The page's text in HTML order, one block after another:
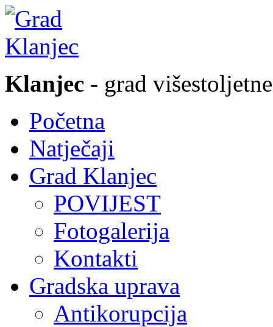
Klanjec - grad
Početna
Natječaji
Grad Klanjec
POVIJEST
Fotogalerija
Kontakti
Gradska uprava
Antikorupcija